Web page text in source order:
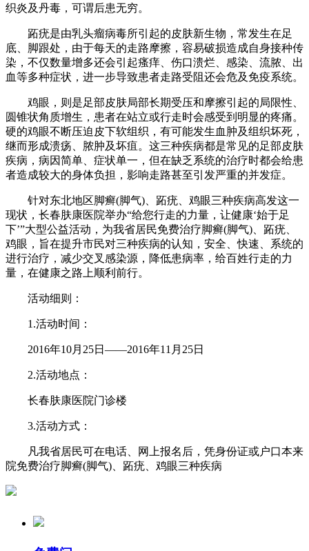
织炎及丹毒，可谓后患无穷。
跖疣是由乳头瘤病毒所引起的皮肤新生物，常发生在足
底、脚跟处，由于每天的走路摩擦，容易破损造成自身接种传
染，不仅数量增多还会引起瘙痒、伤口溃烂、感染、流脓、出
血等多种症状，进一步导致患者走路受阻还会危及免疫系统。
鸡眼，则是足部皮肤局部长期受压和摩擦引起的局限性、
圆锥状角质增生，患者在站立或行走时会感受到明显的疼痛。
硬的鸡眼不断压迫皮下软组织，有可能发生血肿及组织坏死，
继而形成溃疡、脓肿及坏疽。这三种疾病都是常见的足部皮肤
疾病，病因简单、症状单一，但在缺乏系统的治疗时都会给患
者造成较大的身体负担，影响走路甚至引发严重的并发症。
针对东北地区脚癣(脚气)、跖疣、鸡眼三种疾病高发这一
现状，长春肤康医院举办“给您行走的力量，让健康‘始于足
下’”大型公益活动，为我省居民免费治疗脚癣(脚气)、跖疣、
鸡眼，旨在提升市民对三种疾病的认知，安全、快速、系统的
进行治疗，减少交叉感染源，降低患病率，给百姓行走的力
量，在健康之路上顺利前行。
活动细则：
1.活动时间：
2016年10月25日——2016年11月25日
2.活动地点：
长春肤康医院门诊楼
3.活动方式：
凡我省居民可在电话、网上报名后，凭身份证或户口本来
院免费治疗脚癣(脚气)、跖疣、鸡眼三种疾病